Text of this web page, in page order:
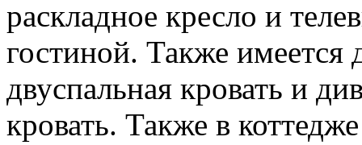
раскладное кресло и
гостиной. Также имеется
двуспальная кровать и
кровать. Также в